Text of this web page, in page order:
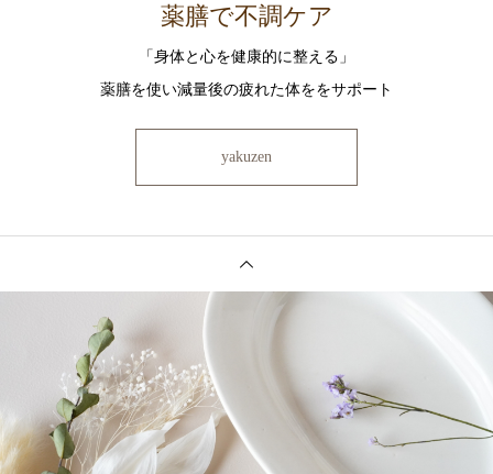
薬膳で不調ケア
「身体と心を健康的に整える」
薬膳を使い減量後の疲れた体ををサポート
yakuzen